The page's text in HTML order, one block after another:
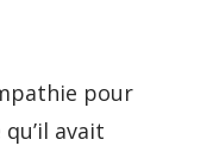
pour
avait